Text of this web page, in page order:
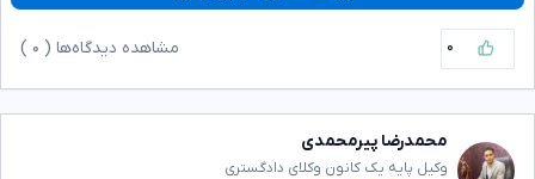
۰ مشاهده دیدگاه‌ها ( ۰
محمدرضا پیرمحمدی
وکیل پایه یک کانون وکلای دادگستری